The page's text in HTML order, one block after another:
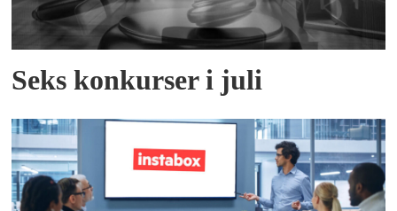
Seks konkurser i juli